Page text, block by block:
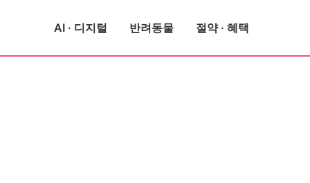
AI · 디지털 반려동물 절약 · 혜택